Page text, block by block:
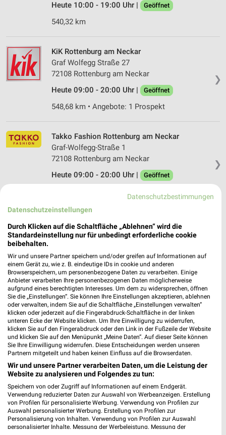
Heute 10:00 - 19:00 Uhr |
Geöffnet
540,32 km
❯
KiK Rottenburg am Neckar
Graf Wolfegg Straße 27
72108 Rottenburg am Neckar
Heute 09:00 - 20:00 Uhr |
Geöffnet
548,68 km • Angebote: 1 Prospekt
❯
Takko Fashion Rottenburg am Neckar
Graf-Wolfegg-Straße 1
72108 Rottenburg am Neckar
Heute 09:00 - 20:00 Uhr |
Geöffnet
Takko Fashion Reutlingen
Markwiesenstraße 12
Heute 09:00 - 19:00 Uhr | Geöffnet
538,73 km
KiK Reutlingen Betzingen
Ferdinand-Lassalle-Straße 4
72770 Reutlingen Betzingen
Heute 09:00 - 20:00 Uhr | Geöffnet
538,81 km • Angebote: 1 Prospekt
KiK Rottenburg am Neckar
Tübinger Straße 2
72108 Rottenburg am Neckar
Heute 08:00 - 20:00 Uhr | Geöffnet
Datenschutzbestimmungen
Datenschutzeinstellungen
Durch Klicken auf die Schaltfläche „Ablehnen“ wird die
Standardeinstellung nur für unbedingt erforderliche cookie
beibehalten.
Wir und unsere Partner speichern und/oder greifen auf Informationen auf
einem Gerät zu, wie z. B. eindeutige IDs in cookie und anderen
Browserspeichern, um personenbezogene Daten zu verarbeiten. Einige
Anbieter verarbeiten Ihre personenbezogenen Daten möglicherweise
aufgrund eines berechtigten Interesses. Um dem zu widersprechen, öffnen
Sie die „Einstellungen“. Sie können Ihre Einstellungen akzeptieren, ablehnen
oder verwalten, indem Sie auf die Schaltfläche „Einstellungen verwalten“
klicken oder jederzeit auf die Fingerabdruck-Schaltfläche in der linken
unteren Ecke der Website klicken. Um Ihre Einwilligung zu widerrufen,
klicken Sie auf den Fingerabdruck oder den Link in der Fußzeile der Website
und klicken Sie auf den Menüpunkt „Meine Daten“. Auf dieser Seite können
Sie Ihre Einwilligung widerrufen. Diese Entscheidungen werden unseren
Partnern mitgeteilt und haben keinen Einfluss auf die Browserdaten.
Wir und unsere Partner verarbeiten Daten, um die Leistung der
Website zu analysieren und Folgendes zu tun:
Speichern von oder Zugriff auf Informationen auf einem Endgerät.
Verwendung reduzierter Daten zur Auswahl von Werbeanzeigen. Erstellung
von Profilen für personalisierte Werbung. Verwendung von Profilen zur
Auswahl personalisierter Werbung. Erstellung von Profilen zur
Personalisierung von Inhalten. Verwendung von Profilen zur Auswahl
personalisierter Inhalte. Messung der Werbeleistung. Messung der